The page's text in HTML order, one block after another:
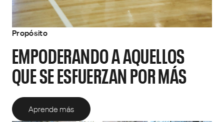
Propósito
EMPODERANDO A AQUELLOS
QUE SE ESFUERZAN POR MÁS
Aprende más